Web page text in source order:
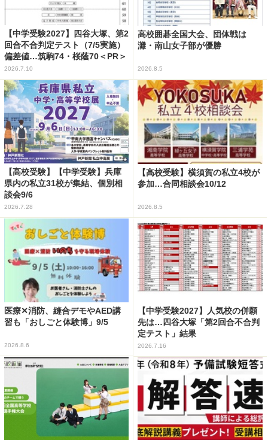
【中学受験2027】四谷大塚、第2
回合不合判定テスト（7/5実施）
偏差値…筑駒74・桜蔭70＜PR＞
2026.7.10
高校囲碁全国大会、団体戦は
灘・南山女子部が優勝
2026.8.5
【高校受験】【中学受験】兵庫
県内の私立31校が集結、個別相
談会9/6
2026.7.28
【高校受験】横須賀の私立4校が
参加…合同相談会10/12
2026.8.5
医療✕消防、縫合デモやAED講
習も「おしごと体験博」9/5
2026.8.6
【中学受験2027】人気校の併願
先は…四谷大塚「第2回合不合判
定テスト」結果
2026.7.16